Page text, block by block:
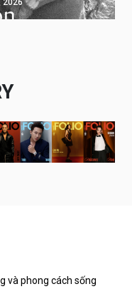
và phong cách sống